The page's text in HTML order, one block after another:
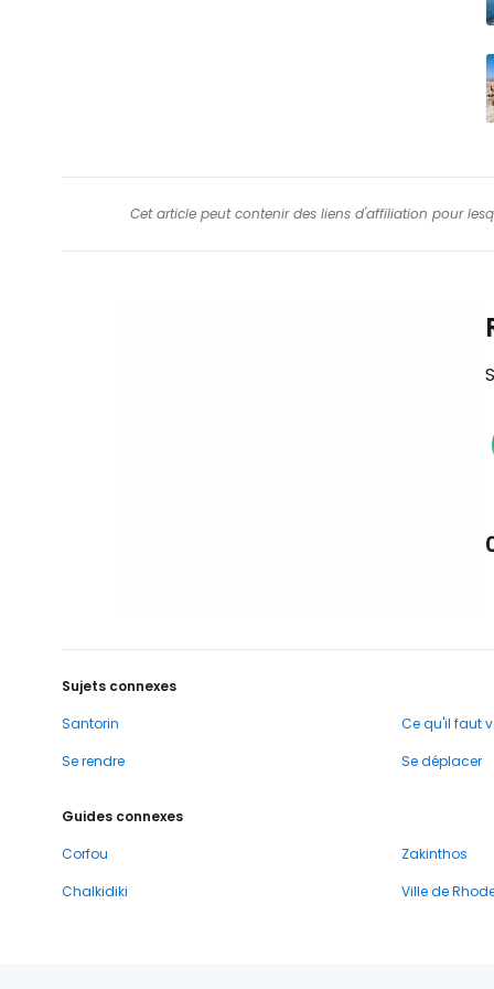
Cet article peut contenir des liens d'affiliation pour
Sujets connexes
Santorin
Ce qu'il faut
Se rendre
Se déplacer
Guides connexes
Corfou
Zakinthos
Chalkidiki
Ville de